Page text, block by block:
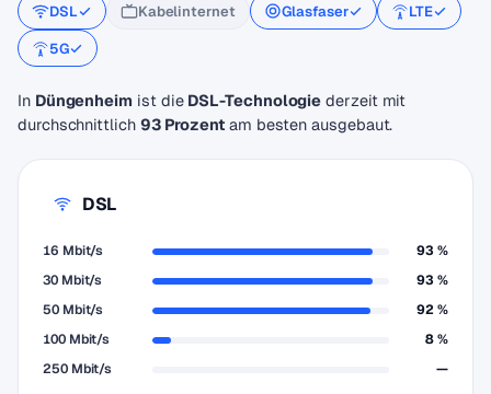
DSL Kabelinternet Glasfaser
LTE
5G
In Düngenheim ist die DSL-Technologie derzeit mit
durchschnittlich 93 Prozentam besten ausgebaut.
DSL
16 Mbit/s
93 %
30 Mbit/s
93 %
50 Mbit/s
92 %
100 Mbit/s
8 %
250 Mbit/s
—